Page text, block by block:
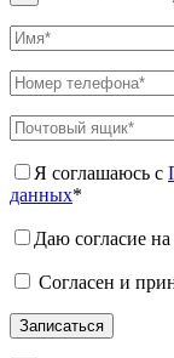
Я соглашаюсь с
данных*
Даю согласие на
Согласен и